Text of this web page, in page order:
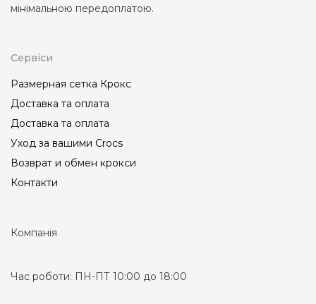
мінімальною передоплатою.
Сервіси
Размерная сетка Крокс
Доставка та оплата
Доставка та оплата
Уход за вашими Crocs
Возврат и обмен крокси
Контакти
Компанія
Час роботи: ПН-ПТ 10:00 до 18:00